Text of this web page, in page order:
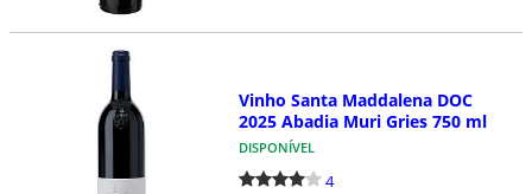
Vinho Santa Maddalena DOC
2025 Abadia Muri Gries 750 ml
DISPONÍVEL
4